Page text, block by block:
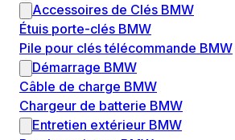
Accessoires de Clés BMW
Étuis porte-clés BMW
Pile pour clés télécommande BMW
Démarrage BMW
Câble de charge BMW
Chargeur de batterie BMW
Entretien extérieur BMW